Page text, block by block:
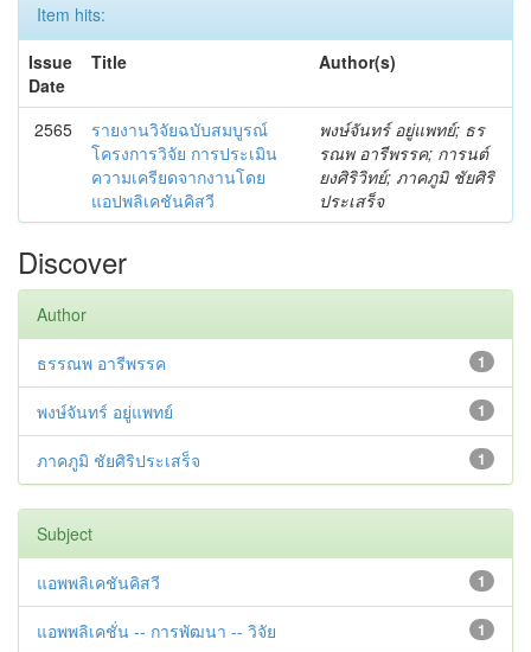
Item hits:
Issue
Date
Title Author(s)
2565
รายงานวิจัยฉบับสมบูรณ์
โครงการวิจัย การประเมิน
ความเครียดจากงานโดย
แอปพลิเคชันคิสวี
พงษ์จันทร์ อยู่แพทย์; ธร
รณพ อารีพรรค; การนต์
ยงศิริวิทย์; ภาคภูมิ ชัยศิริ
ประเสร็จ
Discover
Author
1
ธรรณพ อารีพรรค
1
พงษ์จันทร์ อยู่แพทย์
1
ภาคภูมิ ชัยศิริประเสร็จ
Subject
1
แอพพลิเคชันคิสวี
1
แอพพลิเคชั่น -- การพัฒนา -- วิจัย